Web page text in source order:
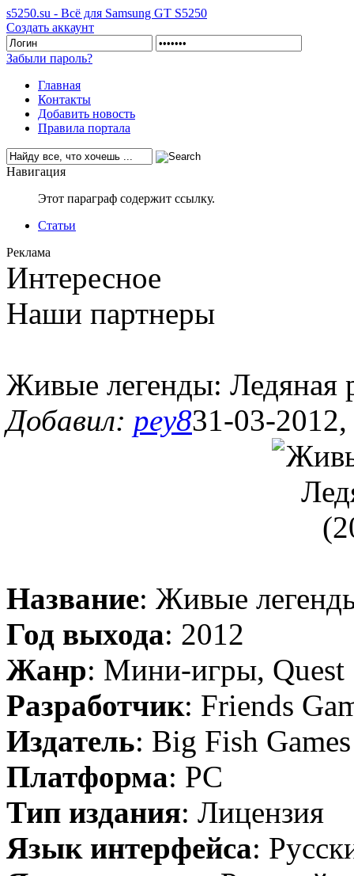
s5250.su - Всё для Samsung GT S5250
Создать аккаунт
Забыли пароль?
Главная
Контакты
Добавить новость
Правила портала
Навигация
Этот параграф содержит ссылку.
Статьи
Реклама
Интересное
Наши партнеры
Живые легенды: Ледяная
Добавил: pey831-03-
Название: Живые
Год выхода: 2012
Жанр: Мини-игры, Quest
Разработчик: Friends
Издатель: Big Fish Games
Платформа: PC
Тип издания: Лицензия
Язык интерфейса: